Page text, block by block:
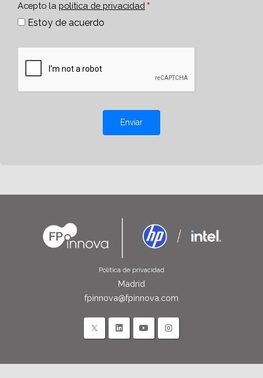
Acepto la política de privacidad
Estoy de acuerdo
Enviar
Política de privacidad
Madrid
fpinnova@fpinnova.com